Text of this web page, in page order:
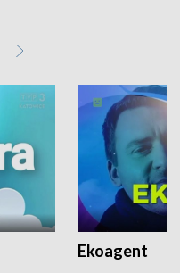
Ekoagent